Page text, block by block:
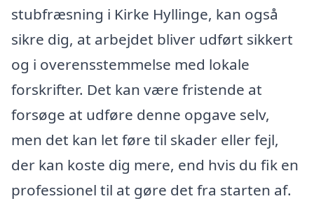
stubfræsning i Kirke Hyllinge, kan også
sikre dig, at arbejdet bliver udført sikkert
og i overensstemmelse med lokale
forskrifter. Det kan være fristende at
forsøge at udføre denne opgave selv,
men det kan let føre til skader eller fejl,
der kan koste dig mere, end hvis du fik en
professionel til at gøre det fra starten af.